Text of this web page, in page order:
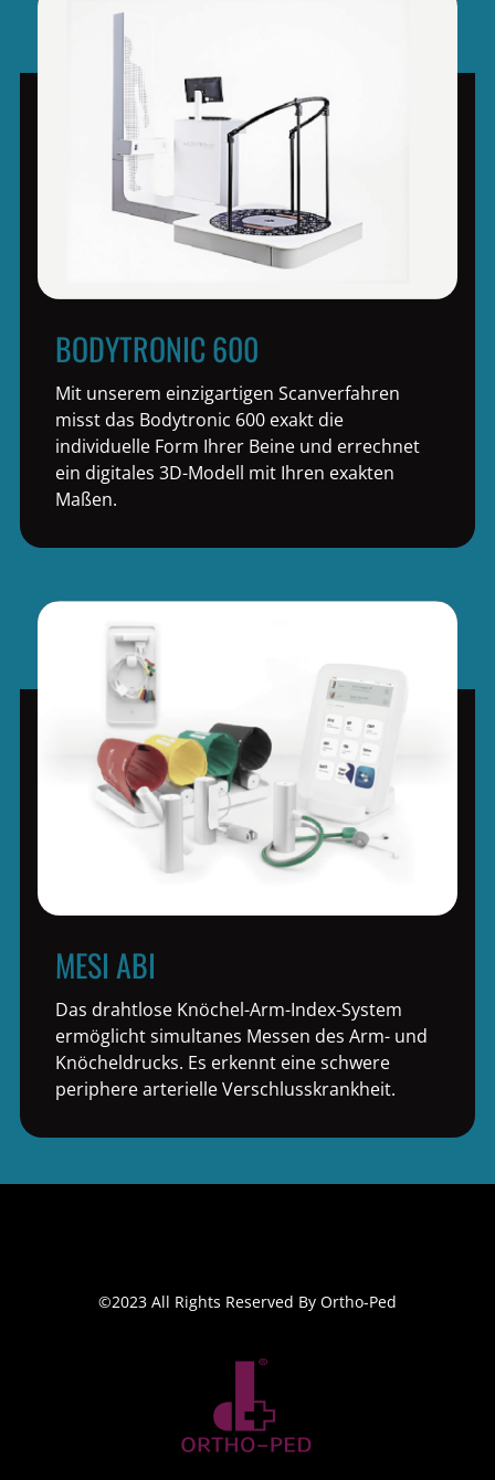
BODYTRONIC 600
Mit unserem einzigartigen Scanverfahren
misst das Bodytronic 600 exakt die
individuelle Form Ihrer Beine und errechnet
ein digitales 3D-Modell mit Ihren exakten
Maßen.
MESI ABI
Das drahtlose Knöchel-Arm-Index-System
ermöglicht simultanes Messen des Arm- und
Knöcheldrucks. Es erkennt eine schwere
periphere arterielle Verschlusskrankheit.
©2023 All Rights Reserved By Ortho-Ped